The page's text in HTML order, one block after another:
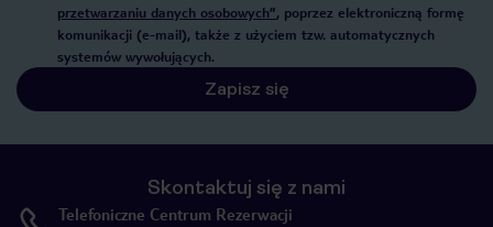
przetwarzaniu danych osobowych”, poprzez elektroniczną formę
komunikacji (e-mail), także z użyciem tzw. automatycznych
systemów wywołujących.
Zapisz się
Skontaktuj się z nami
Telefoniczne Centrum Rezerwacji